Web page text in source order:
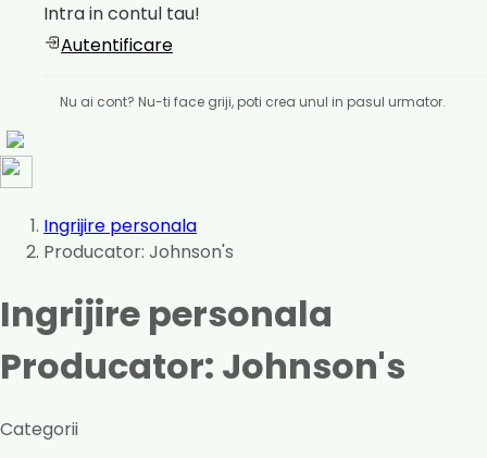
Intra in contul tau!
Autentificare
Nu ai cont? Nu-ti face griji, poti crea unul in pasul urmator.
Ingrijire personala
Producator: Johnson's
Ingrijire personala
Producator: Johnson's
Categorii